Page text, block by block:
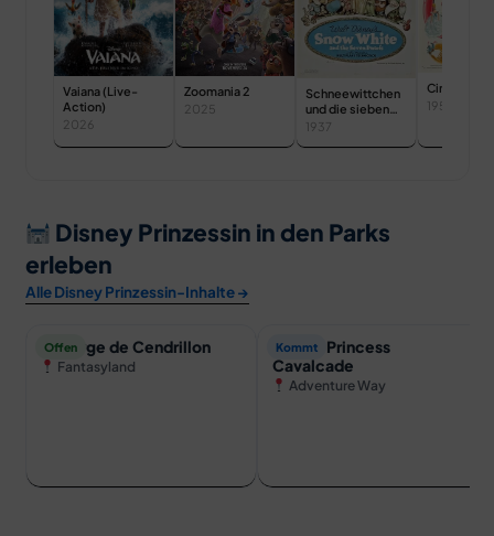
Vaiana (Live-
Action)
2026
Zoomania 2
2025
Schneewittchen
und die sieben
Zwerge
1937
Cinderella
1950
Disney Prinzessin in den Parks
erleben
Alle Disney Prinzessin-Inhalte →
Offen
Auberge de Cendrillon
Fantasyland
Kommt
Disney Princess
Cavalcade
Adventure Way